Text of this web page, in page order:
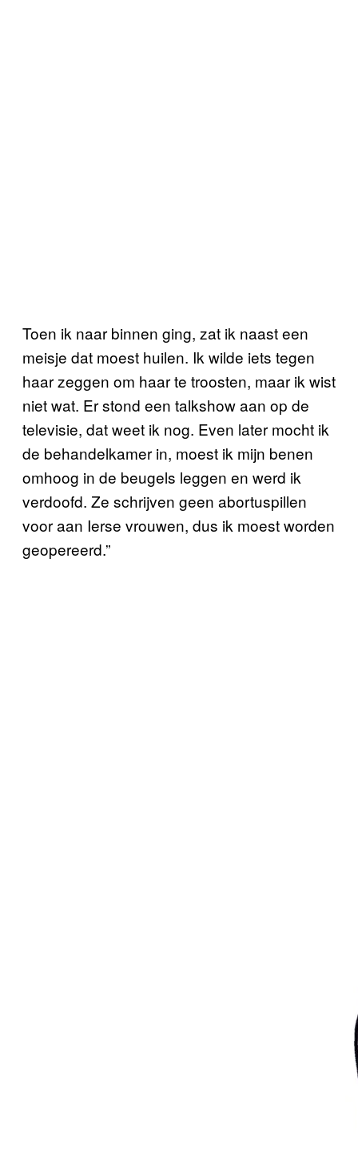
Toen ik naar binnen ging, zat ik naast een
meisje dat moest huilen. Ik wilde iets tegen
haar zeggen om haar te troosten, maar ik wist
niet wat. Er stond een talkshow aan op de
televisie, dat weet ik nog. Even later mocht ik
de behandelkamer in, moest ik mijn benen
omhoog in de beugels leggen en werd ik
verdoofd. Ze schrijven geen abortuspillen
voor aan Ierse vrouwen, dus ik moest worden
geopereerd.”